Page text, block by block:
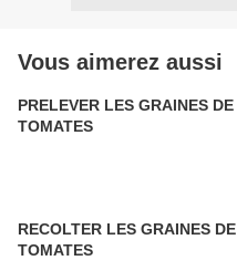
Vous aimerez aussi
PRELEVER LES GRAINES DE
TOMATES
RECOLTER LES GRAINES DE
TOMATES